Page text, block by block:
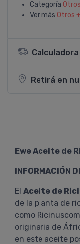
Categoría Otros
Ver más Otros
Retirá en
Ewe Aceite de
INFORMACIÓN
El Aceite de
de la planta de
como
originaria de
en este aceite